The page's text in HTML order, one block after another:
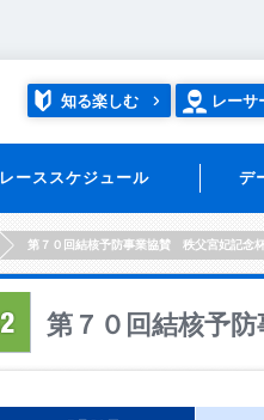
知る楽しむ レーサ
レーススケジュール デ
第７０回結核予防事業協賛 秩父宮妃記念
第７０回結核予